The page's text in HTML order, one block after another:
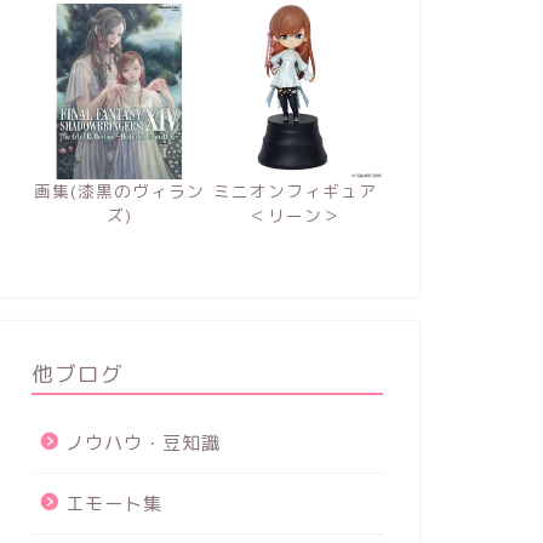
画集(漆黒のヴィラン
ズ)
ミニオンフィギュア
＜リーン＞
他ブログ
ノウハウ・豆知識
エモート集